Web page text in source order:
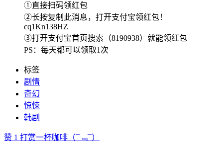
①直接扫码领红包
②长按复制此消息，打开支付宝领红包！
cq1Kn138HZ
③打开支付宝首页搜索（8190938）就能领红包
PS：每天都可以领取1次
标签
剧情
奇幻
惊悚
韩剧
赞 1 打赏一杯咖啡 （¯﹃¯）